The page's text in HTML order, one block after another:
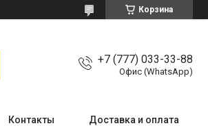
Корзина
+7 (777) 033-33-88
Офис (WhatsApp)
Контакты Доставка и оплата